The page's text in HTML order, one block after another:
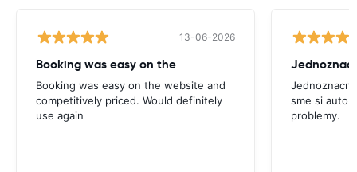
13-06-2026
Booking was easy on the
Booking was easy on the website and
competitively priced. Would definitely
use again
sme si auto
problemy.